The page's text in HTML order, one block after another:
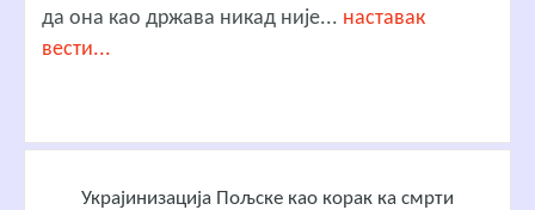
да она као држава никад није... наставак
вести...
Украjинизација Пољске као корак ка смрти